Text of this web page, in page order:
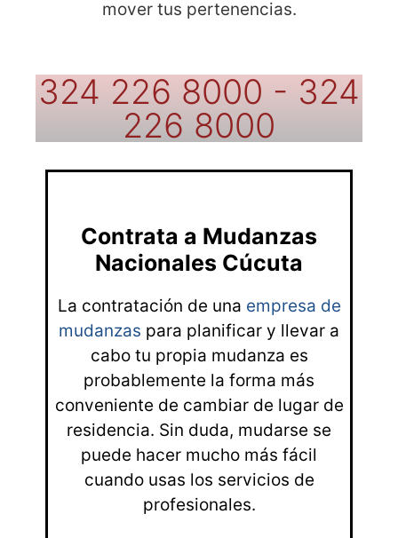
mover tus pertenencias.
324 226 8000 - 324
226 8000
Contrata a Mudanzas
Nacionales Cúcuta
La contratación de una empresa de
mudanzas para planificar y llevar a
cabo tu propia mudanza es
probablemente la forma más
conveniente de cambiar de lugar de
residencia. Sin duda, mudarse se
puede hacer mucho más fácil
cuando usas los servicios de
profesionales.